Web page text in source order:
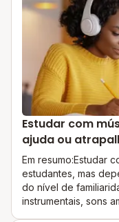
acesso a benefícios
grátis, seguro
Allevo.Encontrar a
pode ser um des...
Estudar com
ajuda ou
Em resumo:Estudar
estudantes, mas
do nível de
instrumentais, sons